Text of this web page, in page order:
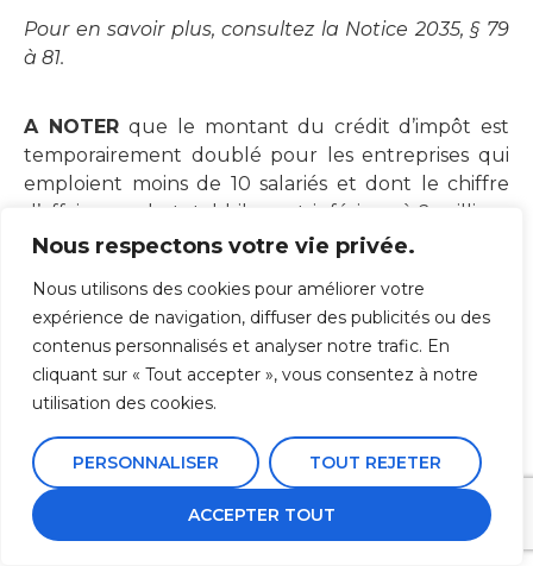
Nous respectons votre vie privée.
Nous utilisons des cookies pour améliorer votre
expérience de navigation, diffuser des publicités ou des
contenus personnalisés et analyser notre trafic. En
cliquant sur « Tout accepter », vous consentez à notre
utilisation des cookies.
PERSONNALISER TOUT REJETER
ACCEPTER TOUT
Pour en savoir plus, consultez la Notice 2035, § 79
à 81.
A NOTERque le montant du crédit d’impôt est
temporairement doublé pour les entreprises qui
emploient moins de 10 salariés et dont le chiffre
d’affaires ou le total bilan est inférieur à 2 millions
d’euros (formations effectuées entre le 1/1/2022 et
950,40 € en 2024.
Le crédit d’impôt formation sera supprimé à
compter du 1er janvier 2025.
Réduction d’impôt pour frais
d’adhésion et de tenue de
comptabilité